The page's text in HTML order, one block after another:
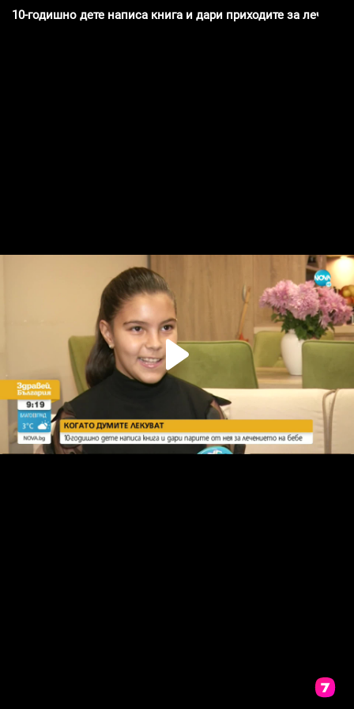
10-годишно дете написа книга и дари приходите за